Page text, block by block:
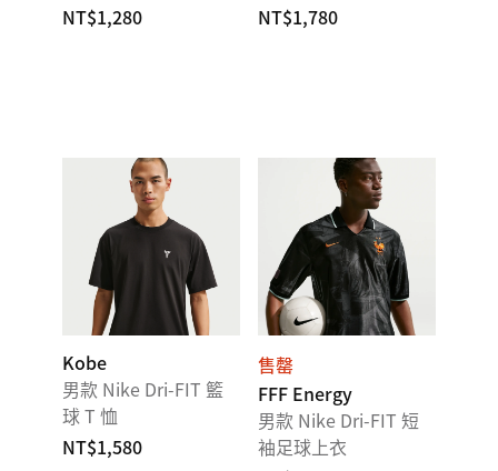
NT$1,280
NT$1,780
Kobe
男款 Nike Dri-FIT 籃
球 T 恤
NT$1,580
售罄
FFF Energy
男款 Nike Dri-FIT 短
袖足球上衣